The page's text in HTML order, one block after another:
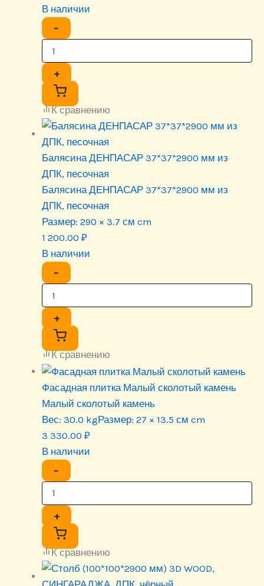
В наличии
−
+
К сравнению
Балясина ДЕНПАСАР 37*37*2900 мм из
ДПК, песочная
Балясина ДЕНПАСАР 37*37*2900 мм из
ДПК, песочная
Размер: 290 × 3.7 см cm
1 200.00 ₽
В наличии
−
+
К сравнению
Фасадная плитка Малый сколотый камень
Малый сколотый камень
Вес: 30.0 kgРазмер: 27 × 13.5 см cm
3 330.00 ₽
В наличии
−
+
К сравнению